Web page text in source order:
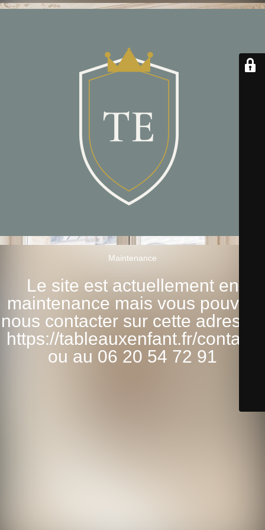
Maintenance
Le site est actuellement en
maintenance mais vous pouvez
nous contacter sur cette adresse:
https://tableauxenfant.fr/contact/
ou au 06 20 54 72 91